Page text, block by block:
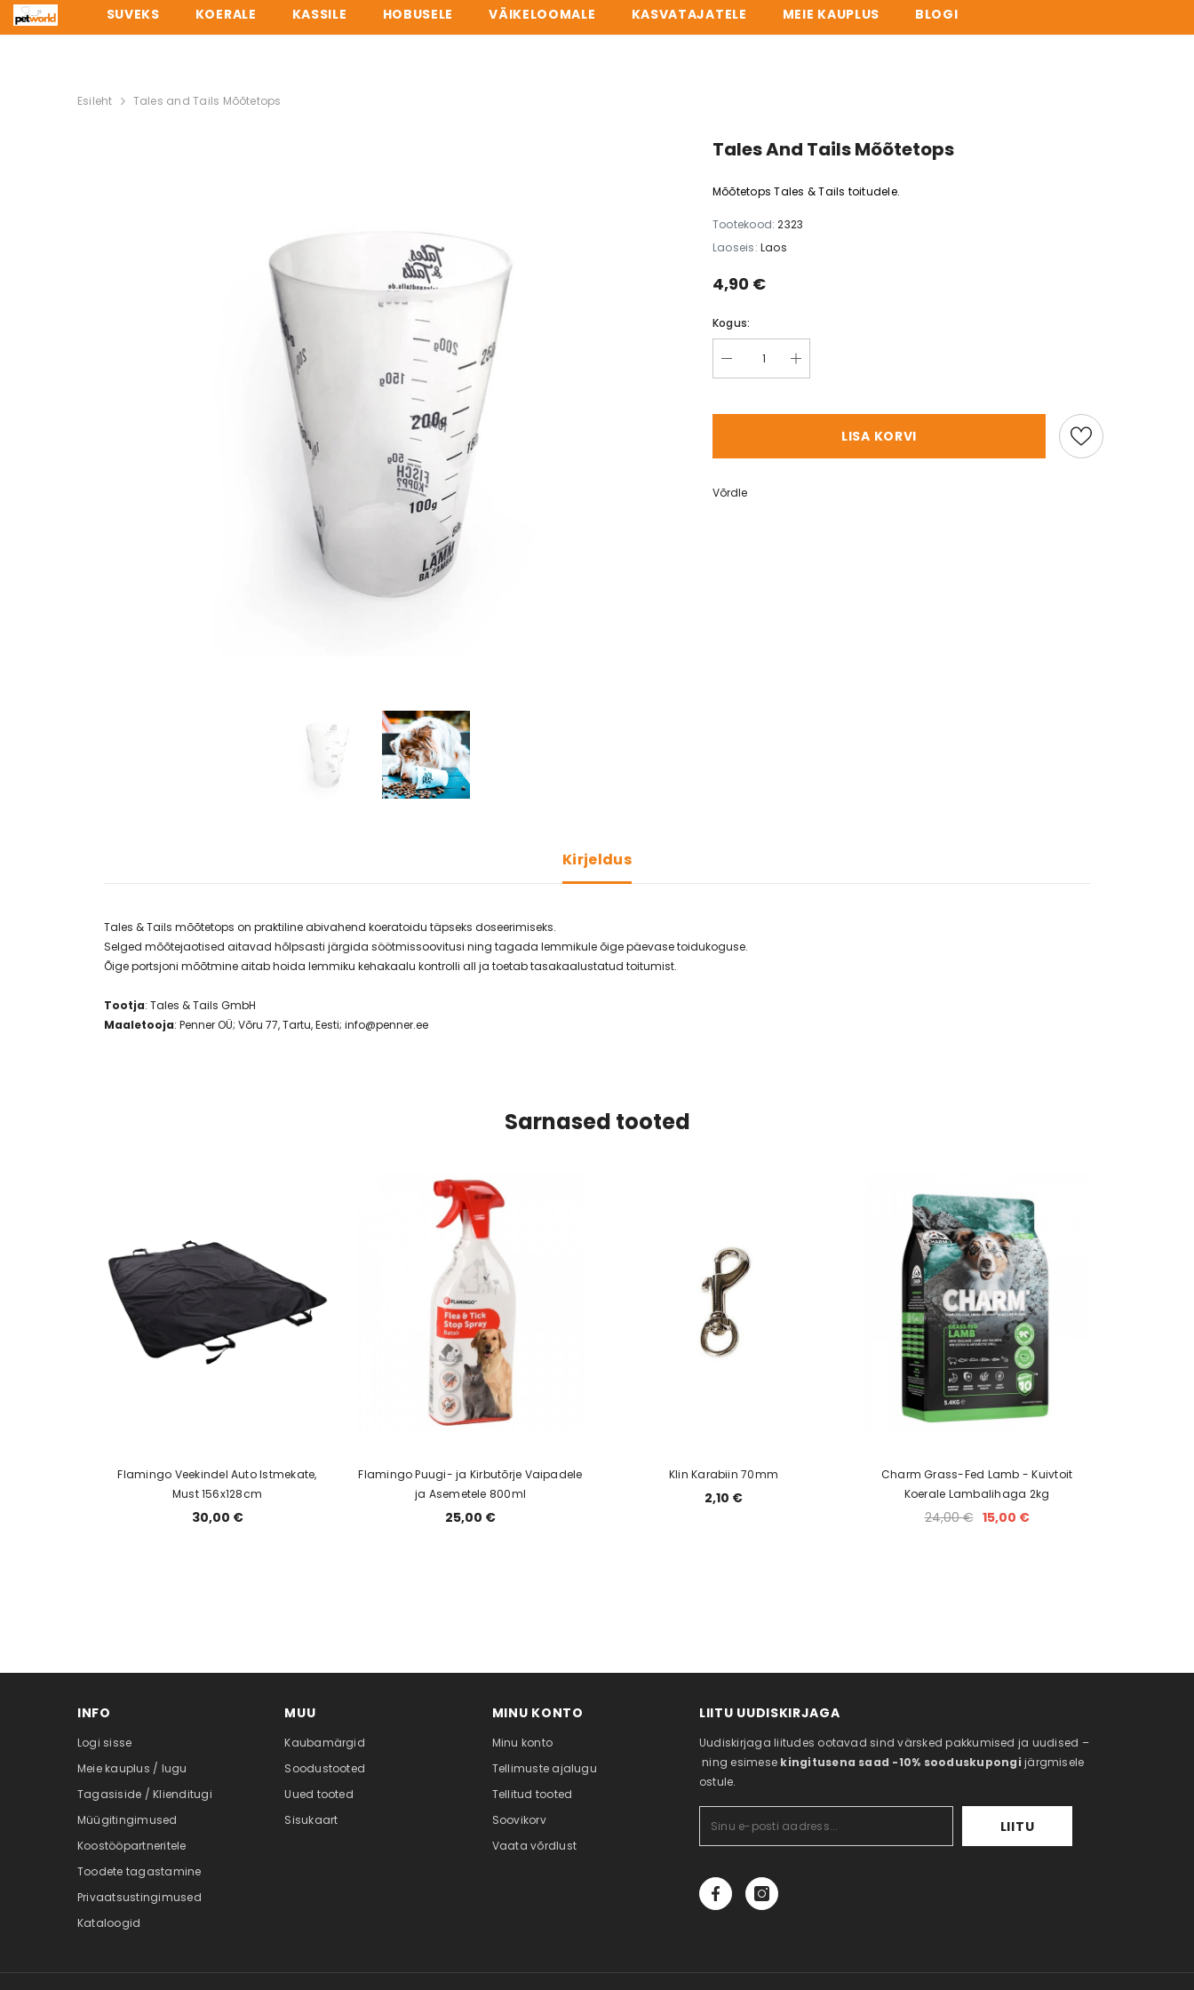
TELLI TÖÖPÄEVITI ENNE 14:00 → PAKK SAMAL PÄEVAL TEELE. KÕIK TOOTED TARTU LAOS!
SUVEKS KOERALE KASSILE HOBUSELE VÄIKELOOMALE KASVATAJATELE MEIE KAUPLUS BLOGI
Esileht Tales and Tails Mõõtetops
Tales And Tails Mõõtetops
Mõõtetops Tales & Tails toitudele.
Tootekood: 2323
Laoseis: Laos
4,90 €
Kogus:
LISA KORVI
Võrdle
Kirjeldus
Tales & Tails mõõtetops on praktiline abivahend koeratoidu täpseks doseerimiseks.
Selged mõõtejaotised aitavad hõlpsasti järgida söötmissoovitusi ning tagada lemmikule õige päevase toidukoguse.
Õige portsjoni mõõtmine aitab hoida lemmiku kehakaalu kontrolli all ja toetab tasakaalustatud toitumist.
Tootja: Tales & Tails GmbH
Maaletooja: Penner OÜ; Võru 77, Tartu, Eesti; info@penner.ee
Sarnased tooted
Flamingo Veekindel Auto Istmekate,
Must 156x128cm
30,00 €
Flamingo Puugi- ja Kirbutõrje Vaipadele
ja Asemetele 800ml
25,00 €
Klin Karabiin 70mm
2,10 €
Charm Grass-Fed Lamb - Kuivtoit
Koerale Lambalihaga 2kg
24,00 € 15,00 €
INFO
Logi sisse
Meie kauplus / lugu
Tagasiside / Klienditugi
Müügitingimused
Koostööpartneritele
Toodete tagastamine
Privaatsustingimused
Kataloogid
MUU
Kaubamärgid
Soodustooted
Uued tooted
Sisukaart
MINU KONTO
Minu konto
Tellimuste ajalugu
Tellitud tooted
Soovikorv
Vaata võrdlust
LIITU UUDISKIRJAGA
Uudiskirjaga liitudes ootavad sind värsked pakkumised ja uudised –
ning esimese kingitusena saad -10% sooduskupongi järgmisele
ostule.
LIITU